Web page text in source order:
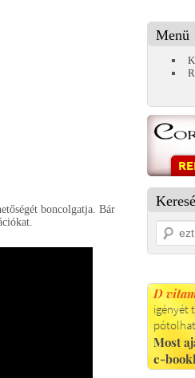
boncolgatja. Bár
Menü